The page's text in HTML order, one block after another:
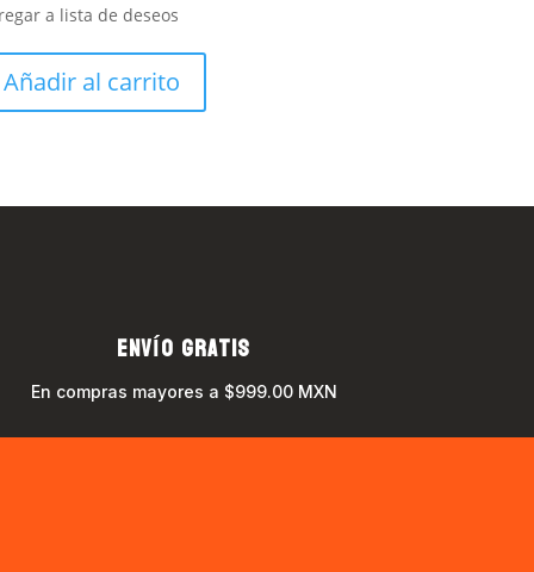
a lista de deseos
Añadir al carrito
ENVÍO GRATIS
En compras mayores a $999.00 MXN